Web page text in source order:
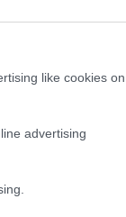
like cookies on
advertising